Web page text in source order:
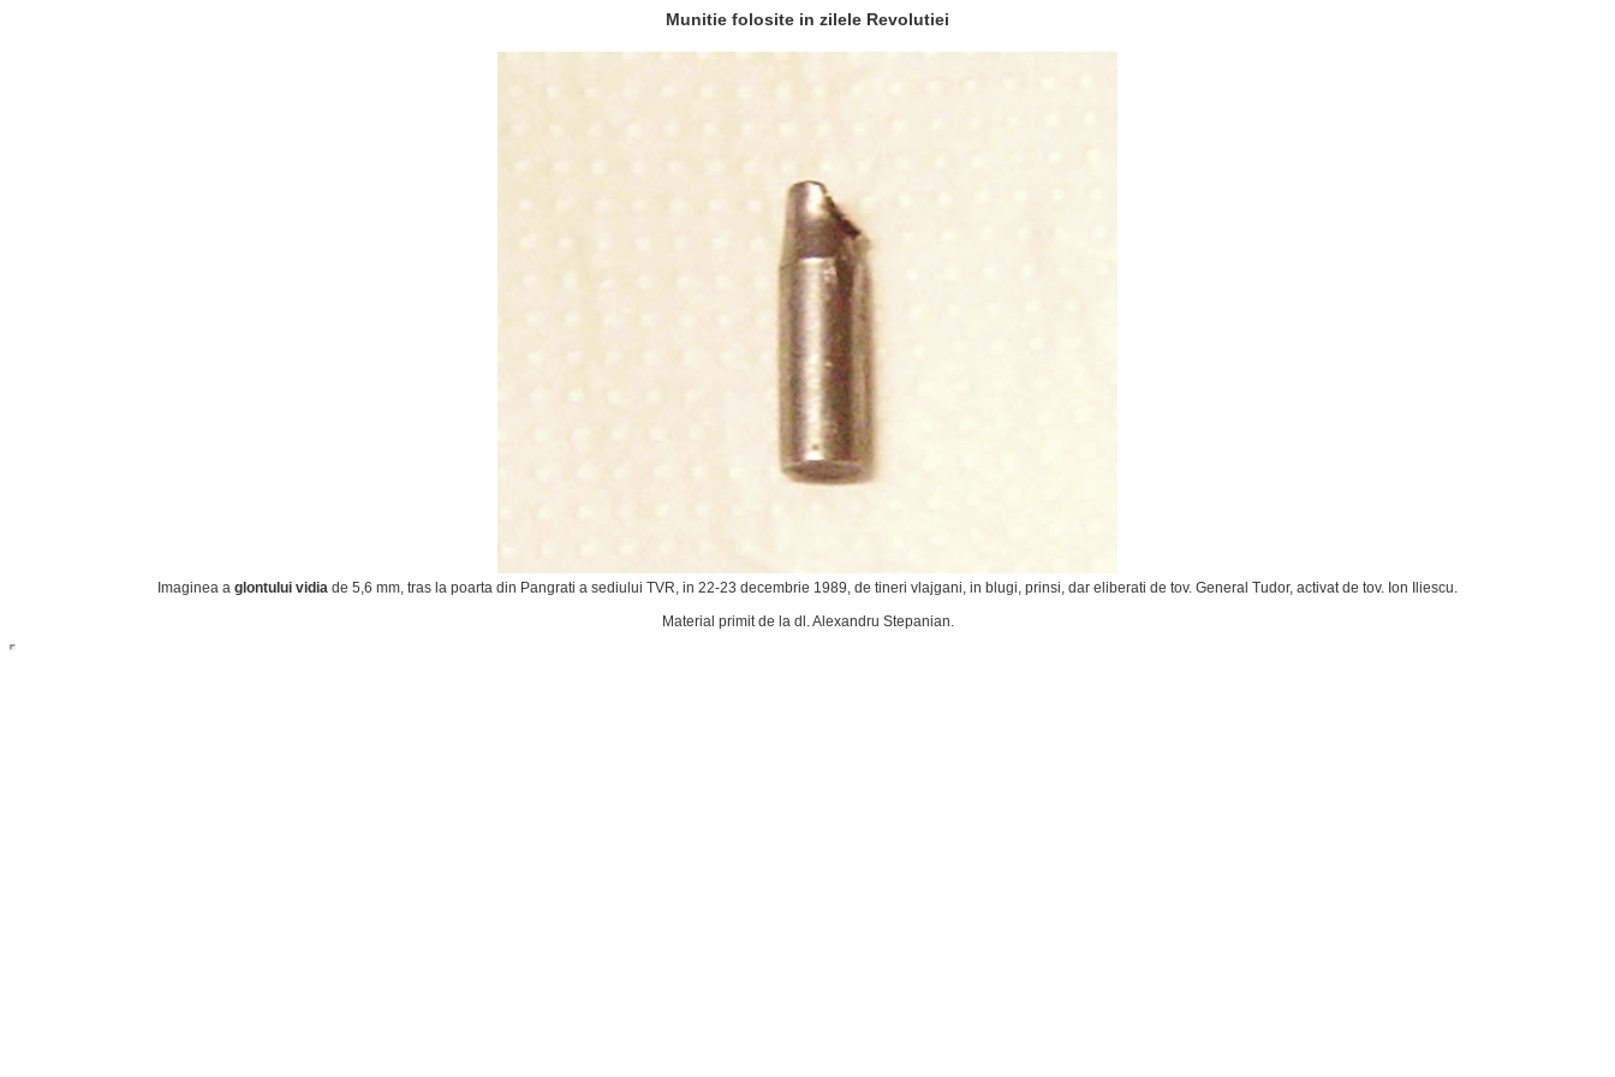
Munitie folosite in zilele Revolutiei
Imaginea a glontului vidia de 5,6 mm, tras la poarta din Pangrati a sediului TVR, in 22-23 decembrie 1989, de tineri vlajgani, in blugi, prinsi, dar eliberati de tov. General Tudor, activat de tov. Ion Iliescu.
Material primit de la dl. Alexandru Stepanian.